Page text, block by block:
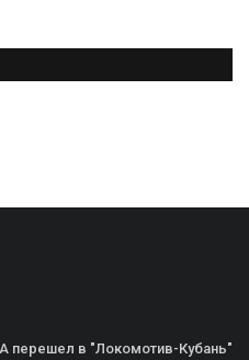
перешел в "Локомотив-Кубань"